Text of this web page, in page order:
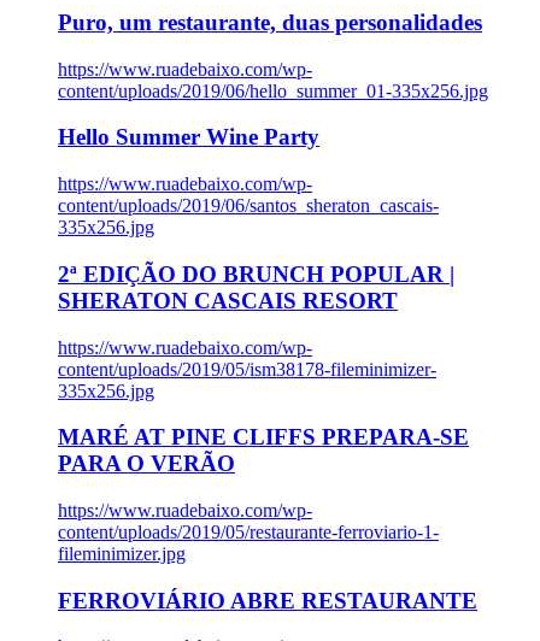
Puro, um restaurante, duas personalidades
https://www.ruadebaixo.com/wp-
content/uploads/2019/06/hello_summer_01-335x256.jpg
Hello Summer Wine Party
https://www.ruadebaixo.com/wp-
content/uploads/2019/06/santos_sheraton_cascais-
335x256.jpg
2ª EDIÇÃO DO BRUNCH POPULAR |
SHERATON CASCAIS RESORT
https://www.ruadebaixo.com/wp-
content/uploads/2019/05/ism38178-fileminimizer-
335x256.jpg
MARÉ AT PINE CLIFFS PREPARA-SE
PARA O VERÃO
https://www.ruadebaixo.com/wp-
content/uploads/2019/05/restaurante-ferroviario-1-
fileminimizer.jpg
FERROVIÁRIO ABRE RESTAURANTE